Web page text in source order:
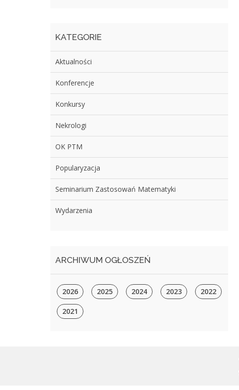
KATEGORIE
Aktualności
Konferencje
Konkursy
Nekrologi
OK PTM
Popularyzacja
Seminarium Zastosowań Matematyki
Wydarzenia
ARCHIWUM OGŁOSZEŃ
2026 2025 2024 2023 2022
2021